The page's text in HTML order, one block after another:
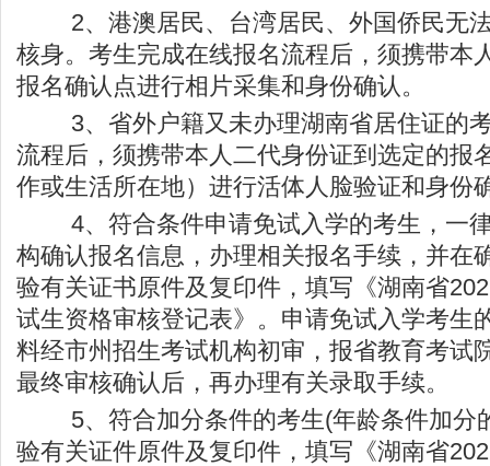
2、港澳居民、台湾居民、外国侨民无
核身。考生完成在线报名流程后，须携带本
报名确认点进行相片采集和身份确认。
3、省外户籍又未办理湖南省居住证的
流程后，须携带本人二代身份证到选定的报
作或生活所在地）进行活体人脸验证和身份
4、符合条件申请免试入学的考生，一
构确认报名信息，办理相关报名手续，并在
验有关证书原件及复印件，填写《湖南省
试生资格审核登记表》。申请免试入学考生
料经市州招生考试机构初审，报省教育考试
最终审核确认后，再办理有关录取手续。
5、符合加分条件的考生(年龄条件加分
验有关证件原件及复印件，填写《湖南省